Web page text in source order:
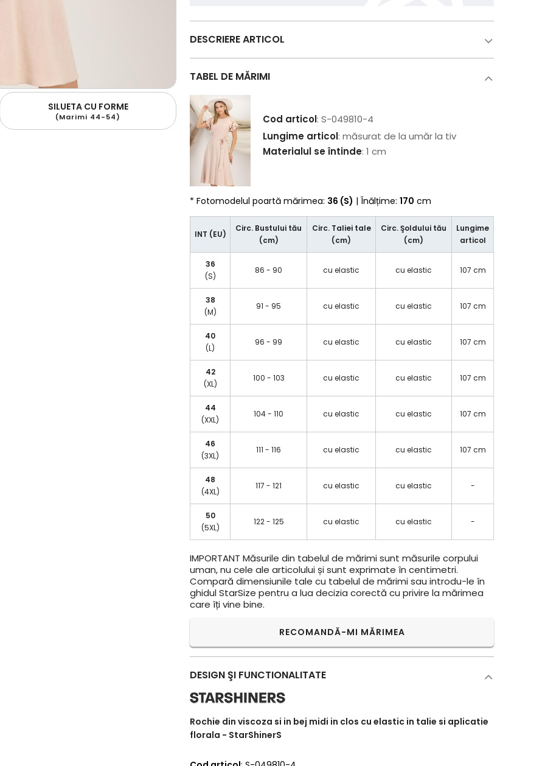
SILUETA CU FORME
(Marimi 44-54)
DESCRIERE ARTICOL
TABEL DE MĂRIMI
Cod articol: S-049810-4
Lungime articol: măsurat de la umăr la tiv
Materialul se întinde: 1 cm
* Fotomodelul poartă mărimea: 36 (S) | Înălțime:170 cm
INT (EU)
Circ. Bustului tău
(cm)
Circ. Taliei tale
(cm)
Circ. Şoldului tău
(cm)
Lungime
articol
36
(S)
86 - 90 cu elastic cu elastic 107 cm
38
(M)
91 - 95 cu elastic cu elastic 107 cm
40
(L)
96 - 99 cu elastic cu elastic 107 cm
42
(XL)
100 - 103 cu elastic cu elastic 107 cm
44
(XXL)
104 - 110 cu elastic cu elastic 107 cm
46
(3XL)
111 - 116 cu elastic cu elastic 107 cm
48
(4XL)
117 - 121 cu elastic cu elastic -
50
(5XL)
122 - 125 cu elastic cu elastic -
IMPORTANT Măsurile din tabelul de mărimi sunt măsurile corpului
uman, nu cele ale articolului și sunt exprimate în centimetri.
Compară dimensiunile tale cu tabelul de mărimi sau introdu-le în
ghidul StarSize pentru a lua decizia corectă cu privire la mărimea
care îți vine bine.
RECOMANDĂ-MI MĂRIMEA
DESIGN ŞI FUNCTIONALITATE
Rochie din viscoza si in bej midi in clos cu elastic in talie si aplicatie
florala - StarShinerS